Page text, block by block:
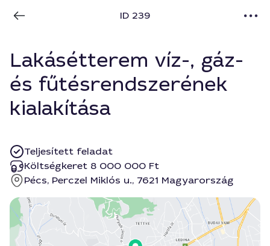
ID 239
Lakásétterem víz-, gáz-
és fűtésrendszerének
kialakítása
Teljesített feladat
Költségkeret 8 000 000 Ft
Pécs, Perczel Miklós u., 7621 Magyarország